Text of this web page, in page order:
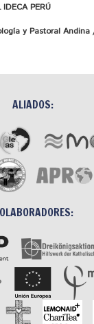
PERÚ
y Pastoral
ALIADOS: